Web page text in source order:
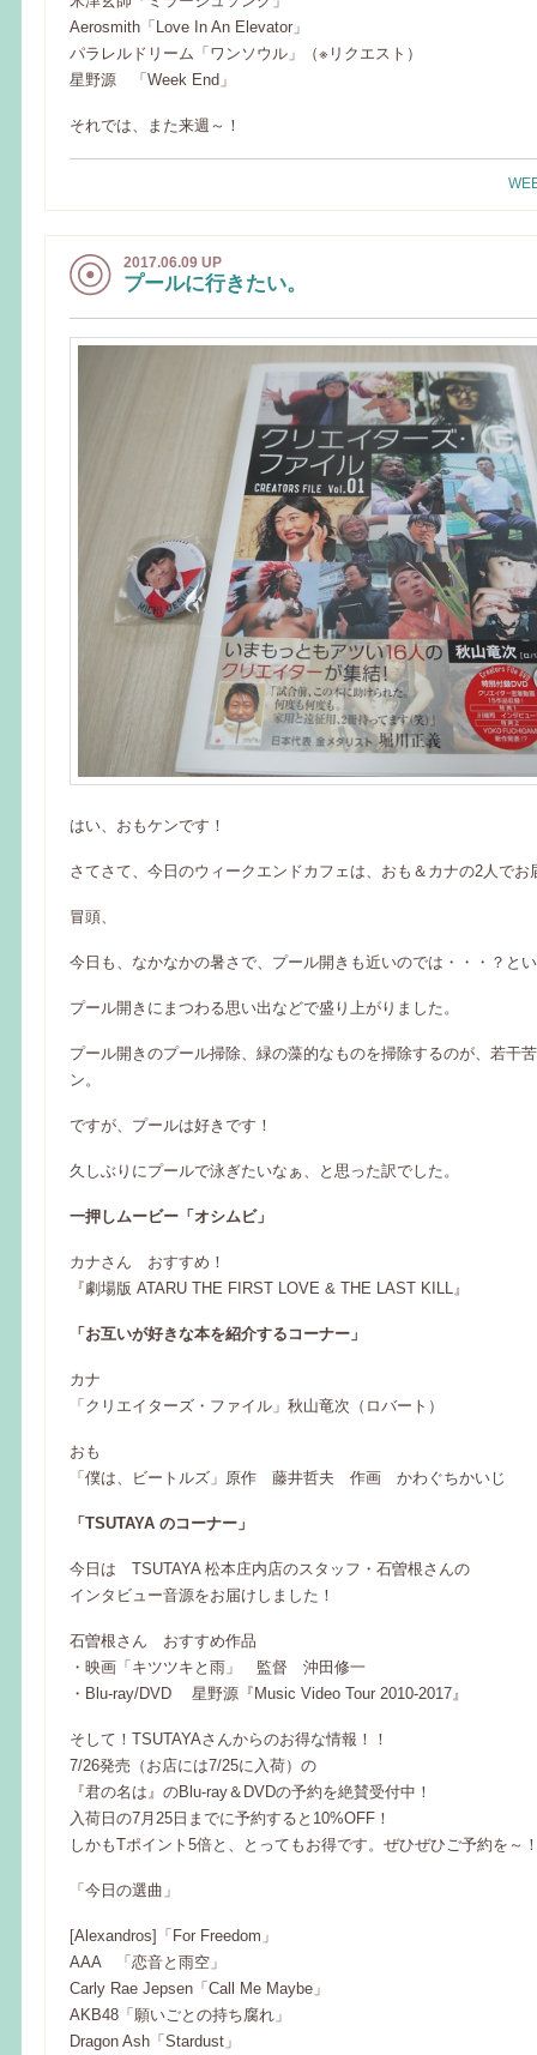
Aerosmith「Love In An Elevator」
パラレルドリーム「ワンソウル」（※リクエスト）
星野源 「Week End」
それでは、また来週～！
2017.06.09 UP
プールに行きたい。
はい、おもケンです！
さてさて、今日のウィークエンドカフェは、おも＆カナの2人でお
冒頭、
今日も、なかなかの暑さで、プール開きも近いのでは・・・？と
プール開きにまつわる思い出などで盛り上がりました。
プール開きのプール掃除、緑の藻的なものを掃除するのが、若干
ン。
ですが、プールは好きです！
久しぶりにプールで泳ぎたいなぁ、と思った訳でした。
一押しムービー「オシムビ」
カナさん おすすめ！
『劇場版 ATARU THE FIRST LOVE & THE LAST KILL』
「お互いが好きな本を紹介するコーナー」
カナ
「クリエイターズ・ファイル」秋山竜次（ロバート）
おも
「僕は、ビートルズ」原作 藤井哲夫 作画 かわぐちかいじ
「TSUTAYA のコーナー」
今日は TSUTAYA 松本庄内店のスタッフ・石曽根さんの
インタビュー音源をお届けしました！
石曽根さん おすすめ作品
・映画「キツツキと雨」 監督 沖田修一
・Blu-ray/DVD 星野源『Music Video Tour 2010-2017』
そして！TSUTAYAさんからのお得な情報！！
7/26発売（お店には7/25に入荷）の
『君の名は』のBlu-ray＆DVDの予約を絶賛受付中！
入荷日の7月25日までに予約すると10%OFF！
しかもTポイント5倍と、とってもお得です。ぜひぜひご予約を～
「今日の選曲」
[Alexandros]「For Freedom」
AAA 「恋音と雨空」
Carly Rae Jepsen「Call Me Maybe」
AKB48「願いごとの持ち腐れ」
Dragon Ash「Stardust」